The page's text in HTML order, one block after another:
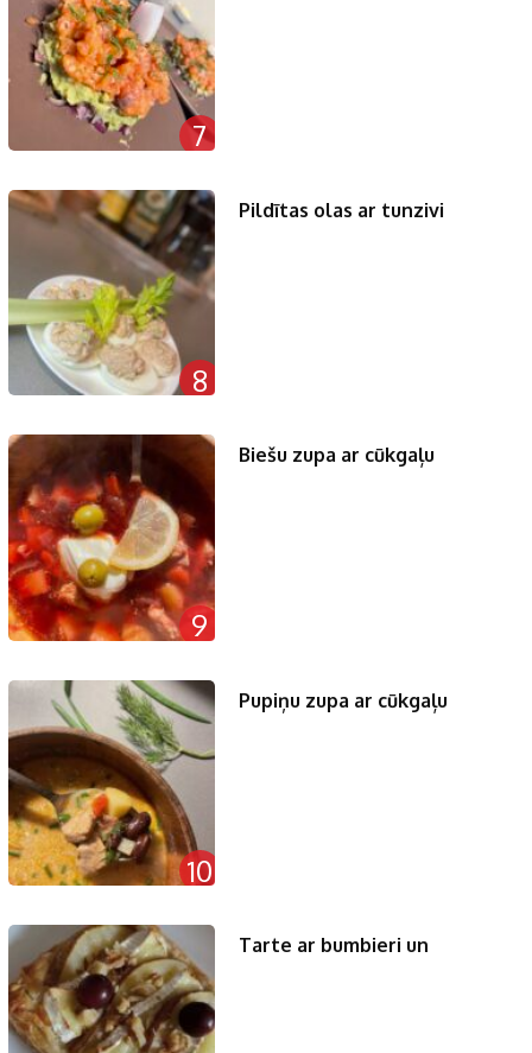
7
8
Pildītas olas ar tunzivi
9
Biešu zupa ar cūkgaļu
10
Pupiņu zupa ar cūkgaļu
Tarte ar bumbieri un